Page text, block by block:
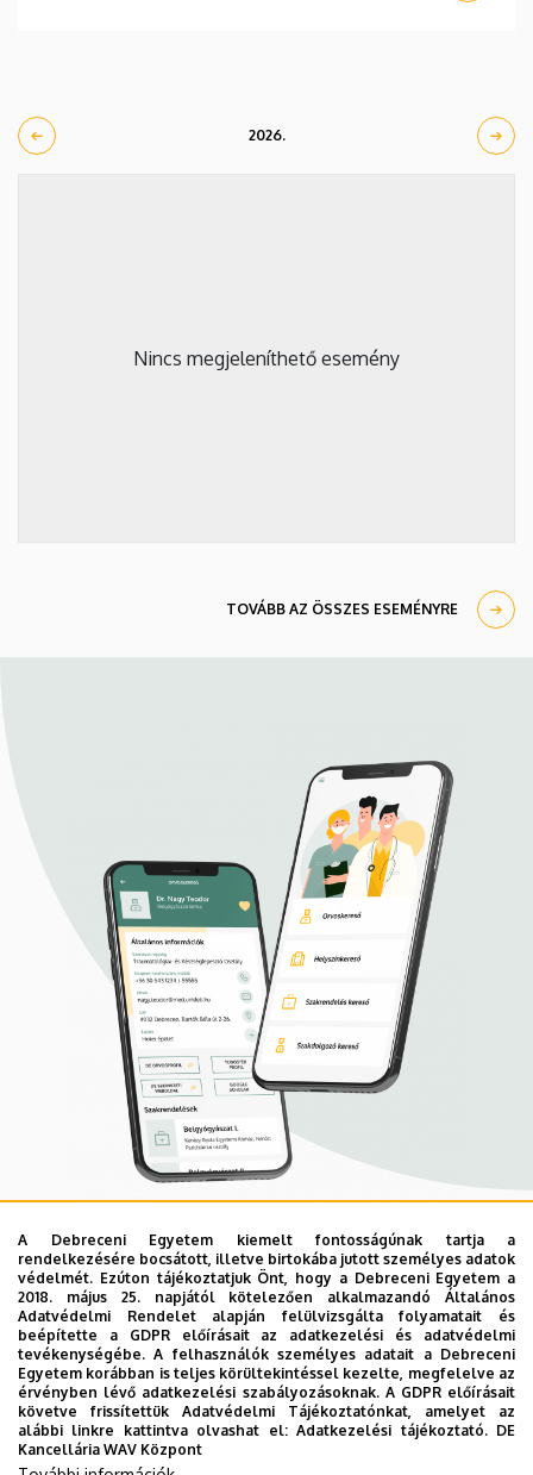
2026.
Nincs megjeleníthető esemény
TOVÁBB AZ ÖSSZES ESEMÉNYRE
Mobil App
UD Mediversity app
Az UD Mediversity mobilalkalmazás a Debreceni Egyetem
előremutató fejlesztése, melynek célja, hogy a betegek
és a hozzátartozók egyszerűen, gyorsan
eligazodhassanak a Klinikai Központ szolgáltatásai
között, mert az Ön egészsége a mi prioritásunk. A
A Debreceni Egyetem kiemelt fontosságúnak tartja a
rendelkezésére bocsátott, illetve birtokába jutott személyes adatok
védelmét. Ezúton tájékoztatjuk Önt, hogy a Debreceni Egyetem a
2018. május 25. napjától kötelezően alkalmazandó Általános
Adatvédelmi Rendelet alapján felülvizsgálta folyamatait és
beépítette a GDPR előírásait az adatkezelési és adatvédelmi
tevékenységébe. A felhasználók személyes adatait a Debreceni
Egyetem korábban is teljes körültekintéssel kezelte, megfelelve az
érvényben lévő adatkezelési szabályozásoknak. A GDPR előírásait
követve frissítettük Adatvédelmi Tájékoztatónkat, amelyet az
alábbi linkre kattintva olvashat el:Adatkezelési tájékoztató. DE
Kancellária WAV Központ